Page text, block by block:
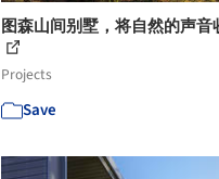
图森山间别墅，将自然的声音
Projects
Save